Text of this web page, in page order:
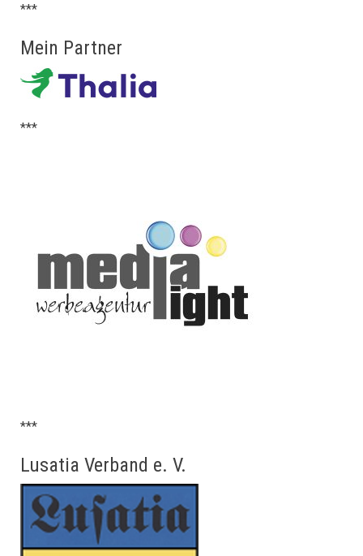
***
Mein Partner
***
***
Lusatia Verband e. V.